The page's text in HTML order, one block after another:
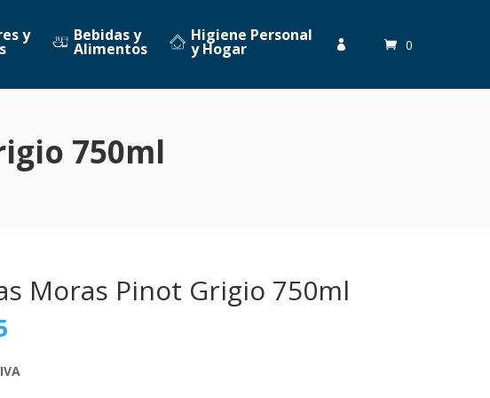
y Bebidas y
Alimentos
Higiene Personal
y Hogar  0
750ml
Moras Pinot Grigio 750ml